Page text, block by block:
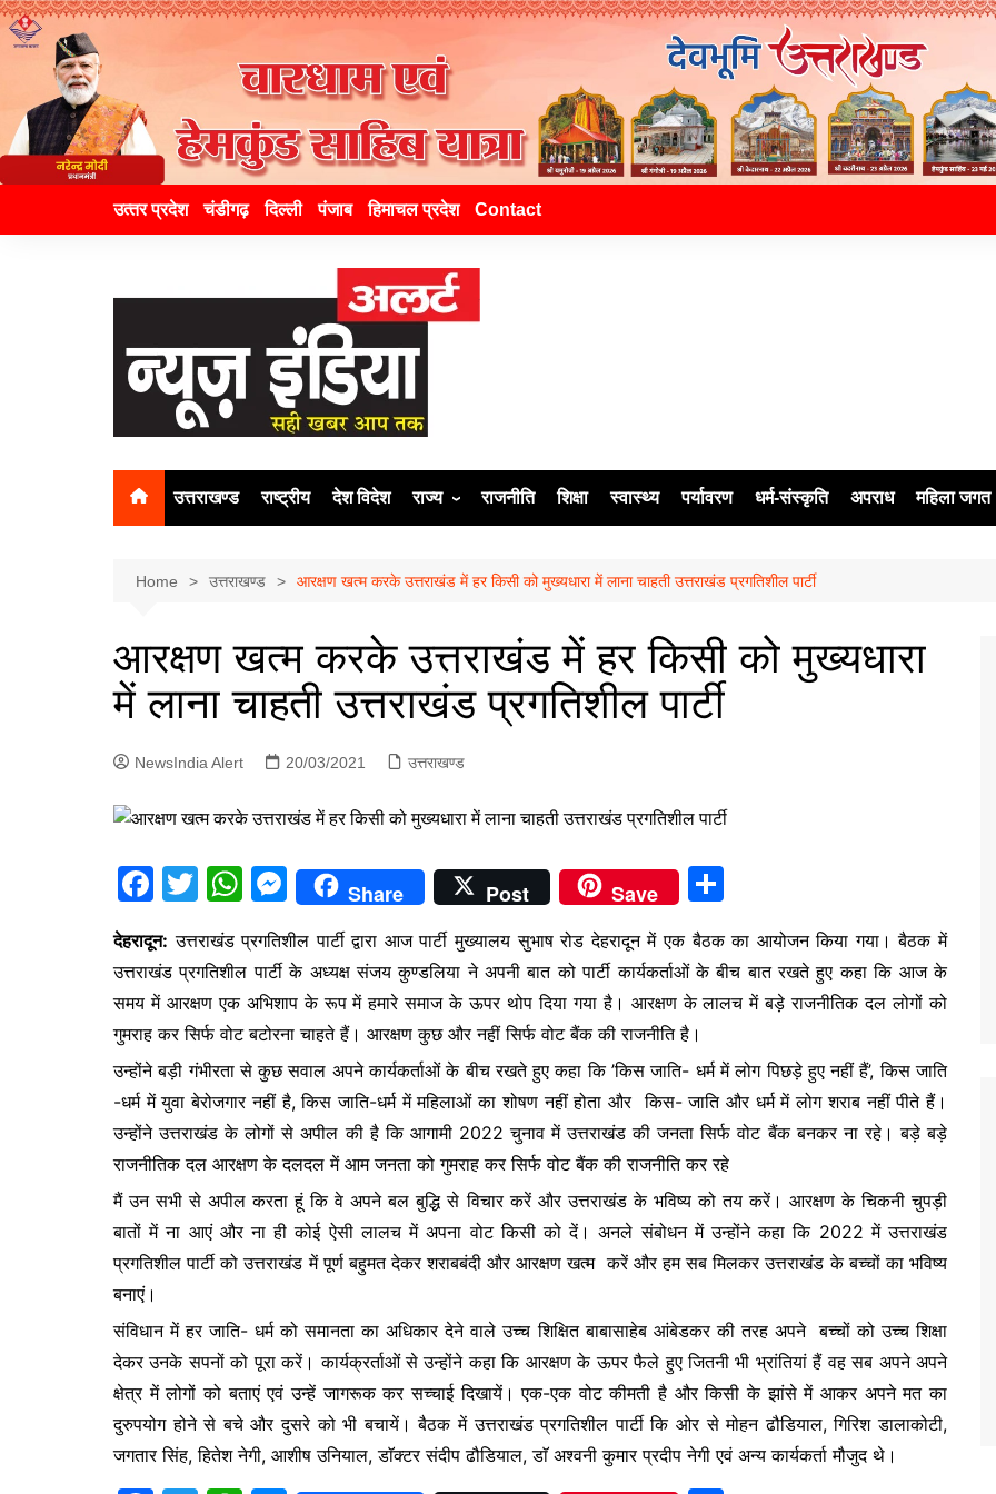
उत्‍तर प्रदेश चंडीगढ़ दिल्ली पंजाब हिमाचल प्रदेश Contact
उत्तराखण्ड राष्ट्रीय देश विदेश राज्य
दिल्ली
पंजाब
चंडीगढ़
राजनीति शिक्षा स्वास्थ्य पर्यावरण धर्म-संस्कृति अपराध महिला जगत
Home उत्तराखण्ड आरक्षण खत्म करके उत्तराखंड में हर किसी को मुख्यधारा में लाना चाहती उत्तराखंड प्रगतिशील पार्टी
आरक्षण खत्म करके उत्तराखंड में हर किसी को मुख्यधारा
में लाना चाहती उत्तराखंड प्रगतिशील पार्टी
NewsIndia Alert 20/03/2021 उत्तराखण्ड
F
c
e
b
o
o
k
T
itt
er
W
at
s
A
p
p
M
e
s
s
e
n
g
er
Share Post Save
ar
e
देहरादून: उत्तराखंड प्रगतिशील पार्टी द्वारा आज पार्टी मुख्यालय सुभाष रोड देहरादून में एक बैठक का आयोजन किया गया। बैठक में
उत्तराखंड प्रगतिशील पार्टी के अध्यक्ष संजय कुण्डलिया ने अपनी बात को पार्टी कार्यकर्ताओं के बीच बात रखते हुए कहा कि आज के
समय में आरक्षण एक अभिशाप के रूप में हमारे समाज के ऊपर थोप दिया गया है। आरक्षण के लालच में बड़े राजनीतिक दल लोगों को
गुमराह कर सिर्फ वोट बटोरना चाहते हैं। आरक्षण कुछ और नहीं सिर्फ वोट बैंक की राजनीति है।
उन्होंने बड़ी गंभीरता से कुछ सवाल अपने कार्यकर्ताओं के बीच रखते हुए कहा कि ’किस जाति- धर्म में लोग पिछड़े हुए नहीं हैं’, किस जाति
-धर्म में युवा बेरोजगार नहीं है, किस जाति-धर्म में महिलाओं का शोषण नहीं होता और किस- जाति और धर्म में लोग शराब नहीं पीते हैं।
उन्होंने उत्तराखंड के लोगों से अपील की है कि आगामी 2022 चुनाव में उत्तराखंड की जनता सिर्फ वोट बैंक बनकर ना रहे। बड़े बड़े
राजनीतिक दल आरक्षण के दलदल में आम जनता को गुमराह कर सिर्फ वोट बैंक की राजनीति कर रहे
मैं उन सभी से अपील करता हूं कि वे अपने बल बुद्धि से विचार करें और उत्तराखंड के भविष्य को तय करें। आरक्षण के चिकनी चुपड़ी
बातों में ना आएं और ना ही कोई ऐसी लालच में अपना वोट किसी को दें। अनले संबोधन में उन्होंने कहा कि 2022 में उत्तराखंड
प्रगतिशील पार्टी को उत्तराखंड में पूर्ण बहुमत देकर शराबबंदी और आरक्षण खत्म करें और हम सब मिलकर उत्तराखंड के बच्चों का भविष्य
बनाएं।
संविधान में हर जाति- धर्म को समानता का अधिकार देने वाले उच्च शिक्षित बाबासाहेब आंबेडकर की तरह अपने बच्चों को उच्च शिक्षा
देकर उनके सपनों को पूरा करें। कार्यक्रर्ताओं से उन्होंने कहा कि आरक्षण के ऊपर फैले हुए जितनी भी भ्रांतियां हैं वह सब अपने अपने
क्षेत्र में लोगों को बताएं एवं उन्हें जागरूक कर सच्चाई दिखायें। एक-एक वोट कीमती है और किसी के झांसे में आकर अपने मत का
दुरुपयोग होने से बचे और दुसरे को भी बचायें। बैठक में उत्तराखंड प्रगतिशील पार्टी कि ओर से मोहन ढौडियाल, गिरिश डालाकोटी,
जगतार सिंह, हितेश नेगी, आशीष उनियाल, डाॅक्टर संदीप ढौडियाल, डाॅ अश्वनी कुमार प्रदीप नेगी एवं अन्य कार्यकर्ता मौजुद थे।